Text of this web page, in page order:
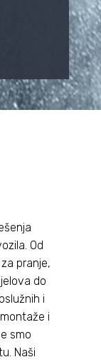
Od
pranje,
do
i
i
smo
Naši